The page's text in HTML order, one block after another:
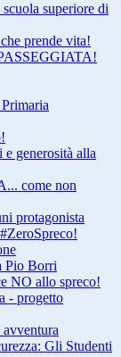
superiore di
prende vita!
generosità alla
come non
protagonista
Pio Borri
NO allo spreco!
- progetto
Gli Studenti